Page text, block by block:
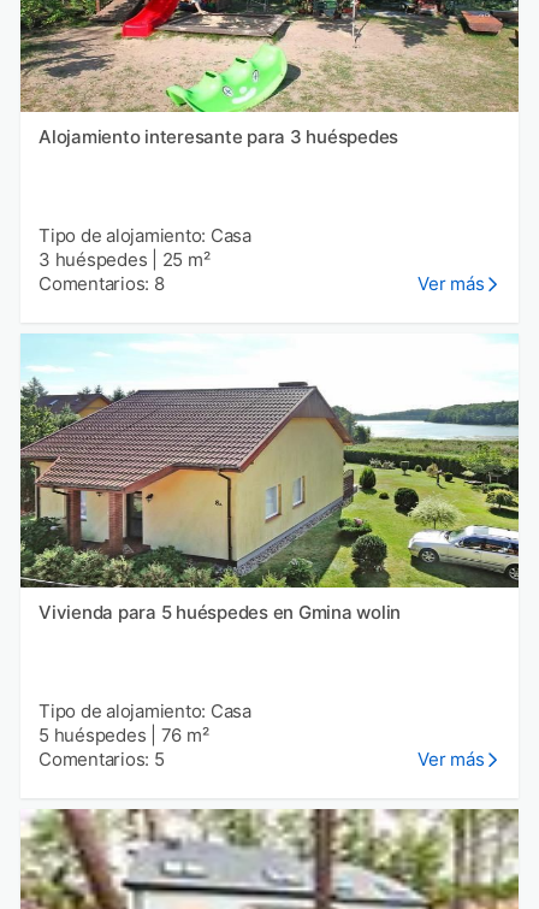
Alojamiento interesante para 3 huéspedes
Tipo de alojamiento: Casa
3 huéspedes
25 m²
Comentarios: 8
Ver más
Vivienda para 5 huéspedes en Gmina wolin
Tipo de alojamiento: Casa
5 huéspedes
76 m²
Comentarios: 5
Ver más